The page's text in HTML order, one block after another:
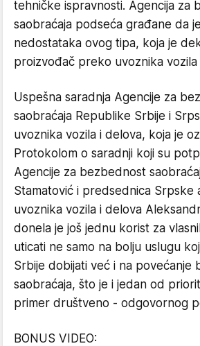
tehničke ispravnosti. Agencija za
saobraćaja podseća građane da
nedostataka ovog tipa, koja je
proizvođač preko uvoznika
Uspešna saradnja Agencije za
saobraćaja Republike Srbije i
uvoznika vozila i delova, koja je
Protokolom o saradnji koji su
Agencije za bezbednost
Stamatović i predsednica Srpske
uvoznika vozila i delova
donela je još jednu korist za
uticati ne samo na bolju uslugu
Srbije dobijati već i na povećanje
saobraćaja, što je i jedan od
primer društveno - odgovornog
BONUS VIDEO: